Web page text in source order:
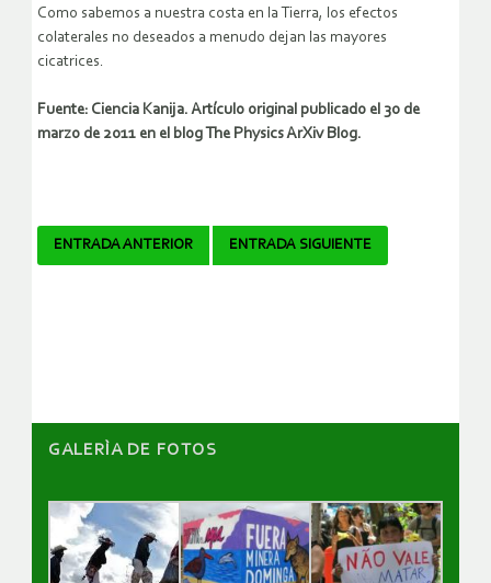
Como sabemos a nuestra costa en la Tierra, los efectos
colaterales no deseados a menudo dejan las mayores
cicatrices.
Fuente: Ciencia Kanija. Artículo original publicado el 30 de
marzo de 2011 en el blog The Physics ArXiv Blog.
Navegador
ENTRADA ANTERIOR ENTRADA SIGUIENTE
GALERÌA DE FOTOS